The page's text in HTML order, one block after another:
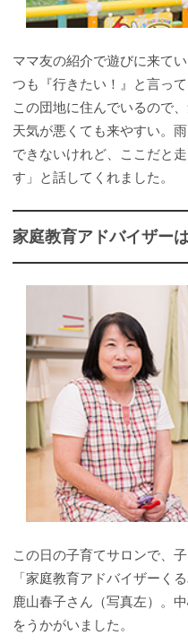
ママ友の紹介で遊びに来て
つも『行きたい！』と言っ
この団地に住んでいるので
天気が悪くても来やすい。
できないけれど、ここだと
す」と話してくれました。
家庭教育アドバイザー
この日の子育てサロンで、
「家庭教育アドバイザーく
鹿山春子さん（写真左）。
をうかがいました。